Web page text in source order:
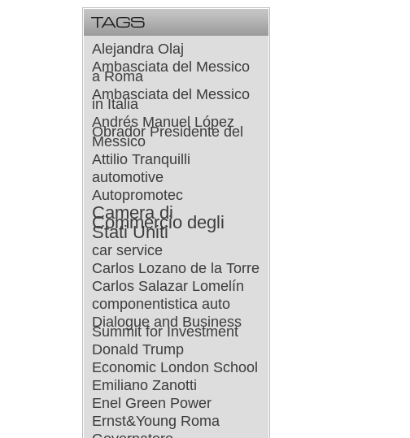
TAGS
Alejandra Olaj
Ambasciata del Messico
a Roma
Ambasciata del Messico
in Italia
Andrés Manuel López
Obrador Presidente del
Messico
Attilio Tranquilli
automotive
Autopromotec
Camera di
Commercio degli
Stati Uniti
car service
Carlos Lozano de la Torre
Carlos Salazar Lomelín
componentistica auto
Dialogue and Business
Summit for Investment
Donald Trump
Economic London School
Emiliano Zanotti
Enel Green Power
Ernst&Young Roma